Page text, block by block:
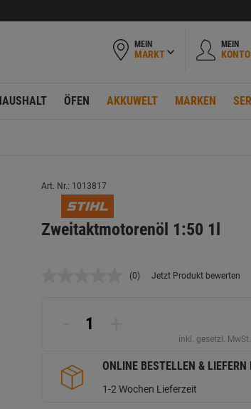
MEIN
MARKT
MEIN
KONTO
ÖFEN AKKUWELT MARKEN
Art. Nr.: 1013817
Zweitaktmotorenöl 1:50 1l
Kein
(0) Jetzt Produkt bewerten
inkl. gesetzl.
ONLINE BESTELLEN & LIEFERN
1-2 Wochen Lieferzeit